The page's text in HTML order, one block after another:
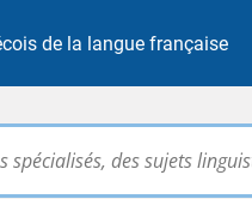
de la langue française